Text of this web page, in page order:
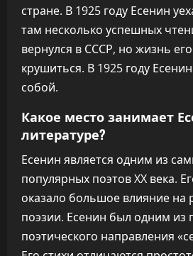
стране. В 1925 году Есенин
там несколько успешных
вернулся в СССР, но жизнь
крушиться. В 1925 году
собой.
Какое место занимает
литературе?
Есенин является одним из
популярных поэтов XX века.
оказало большое влияние на
поэзии. Есенин был одним из
поэтического направления